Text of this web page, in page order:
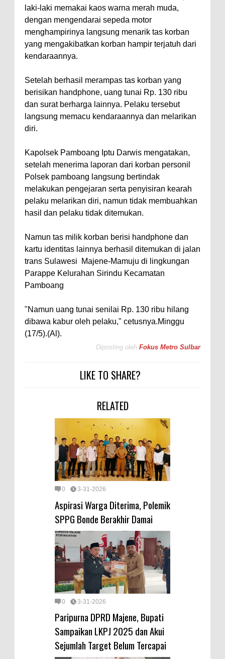
laki-laki memakai kaos warna merah muda,
dengan mengendarai sepeda motor
menghampirinya langsung menarik tas korban
yang mengakibatkan korban hampir terjatuh dari
kendaraannya.
Setelah berhasil merampas tas korban yang
berisikan handphone, uang tunai Rp. 130 ribu
dan surat berharga lainnya. Pelaku tersebut
langsung memacu kendaraannya dan melarikan
diri.
Kapolsek Pamboang Iptu Darwis mengatakan,
setelah menerima laporan dari korban personil
Polsek pamboang langsung bertindak
melakukan pengejaran serta penyisiran kearah
pelaku melarikan diri, namun tidak membuahkan
hasil dan pelaku tidak ditemukan.
Namun tas milik korban berisi handphone dan
kartu identitas lainnya berhasil ditemukan di jalan
trans Sulawesi Majene-Mamuju di lingkungan
Parappe Kelurahan Sirindu Kecamatan
Pamboang
"Namun uang tunai senilai Rp. 130 ribu hilang
dibawa kabur oleh pelaku," cetusnya.Minggu
(17/5).(Al).
Diposting oleh Fokus Metro Sulbar
LIKE TO SHARE?
RELATED
0 3-31-2026
Aspirasi Warga Diterima, Polemik
SPPG Bonde Berakhir Damai
0 3-31-2026
Paripurna DPRD Majene, Bupati
Sampaikan LKPJ 2025 dan Akui
Sejumlah Target Belum Tercapai